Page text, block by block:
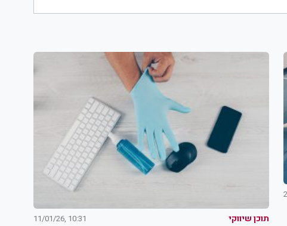
תוכן שיווקי 10:31 ,11/01/26